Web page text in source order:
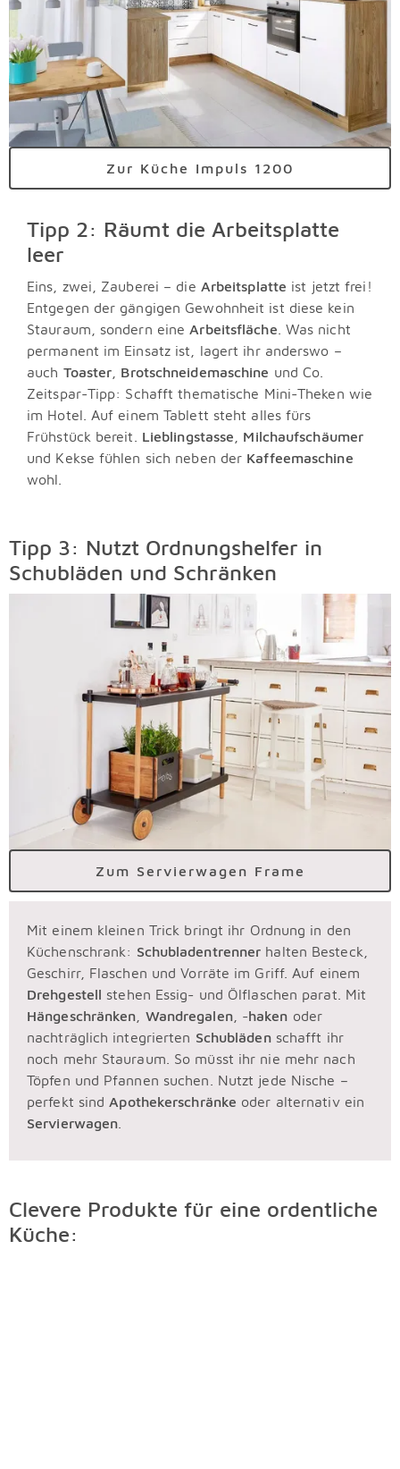
Tipp 2: Räumt die Arbeitsplatte
leer
Eins, zwei, Zauberei – die Arbeitsplatte ist jetzt frei!
Entgegen der gängigen Gewohnheit ist diese kein
Stauraum, sondern eine Arbeitsfläche . Was nicht
permanent im Einsatz ist, lagert ihr anderswo –
auch Toaster Brotschneidemaschine und Co.
Zeitspar-Tipp: Schafft thematische Mini-Theken wie
im Hotel. Auf einem Tablett steht alles fürs
Frühstück bereit. Lieblingstasse
Milchaufschäumer
und Kekse fühlen sich neben der Kaffeemaschine
wohl.
Zur Küche Impuls 1200
Tipp 3: Nutzt Ordnungshelfer in
Schubläden und Schränken
Zum Servierwagen Frame
Mit einem kleinen Trick bringt ihr Ordnung in den
Küchenschrank: Schubladentrenner halten Besteck,
Geschirr, Flaschen und Vorräte im Griff. Auf einem
Drehgestell stehen Essig- und Ölflaschen parat. Mit
Hängeschränken
Wandregalen, -haken oder
nachträglich integrierten Schublädenschafft ihr
noch mehr Stauraum. So müsst ihr nie mehr nach
Töpfen und Pfannen suchen. Nutzt jede Nische –
perfekt sind Apothekerschränke oder alternativ ein
Servierwagen
Clevere Produkte für eine ordentliche
Küche: